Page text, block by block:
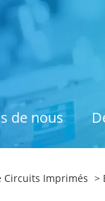
de nous
Circuits Imprimés >